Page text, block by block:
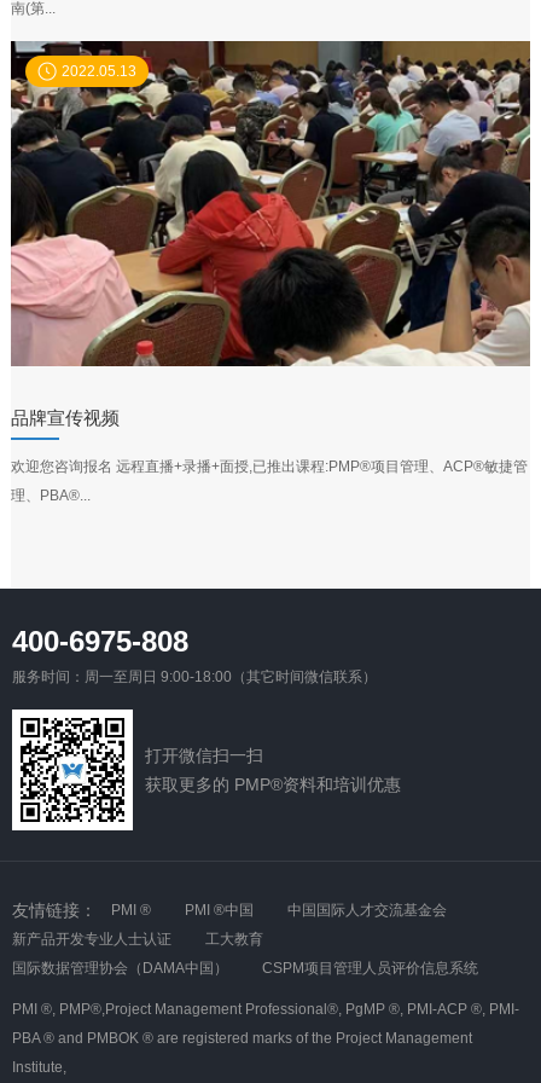
南(第...
2022.05.13
品牌宣传视频
欢迎您咨询报名 远程直播+录播+面授,已推出课程:PMP®项目管理、ACP®敏捷管
理、PBA®...
400-6975-808
服务时间：周一至周日 9:00-18:00（其它时间微信联系）
打开微信扫一扫
获取更多的 PMP®资料和培训优惠
友情链接： PMI ® PMI ®中国
中国国际人才交流基金会
新产品开发专业人士认证
工大教育
国际数据管理协会（DAMA中国）
CSPM项目管理人员评价信息系统
PMI ®, PMP®,Project Management Professional®, PgMP ®, PMI-ACP ®, PMI-
PBA ® and PMBOK ® are registered marks of the Project Management
Institute,